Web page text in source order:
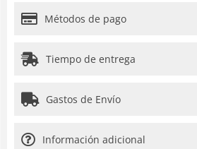
Métodos de pago
Tiempo de entrega
Gastos de Envío
Información adicional